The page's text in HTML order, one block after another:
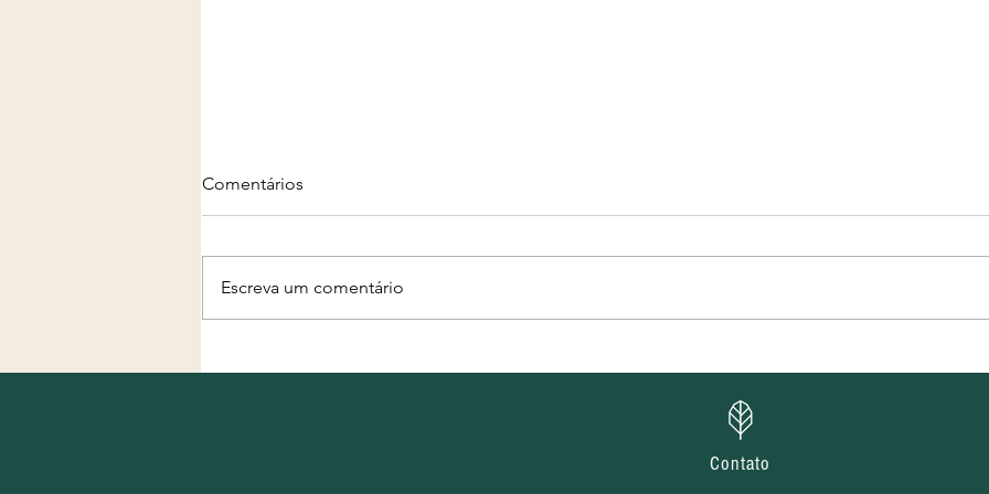
Futuro" completa primeiro
homologação das inscrições
e cronograma de entrevistas
de processos seletivos do
projeto Água, Terra e Futuro
Comentários
Escreva um comentário
Contato